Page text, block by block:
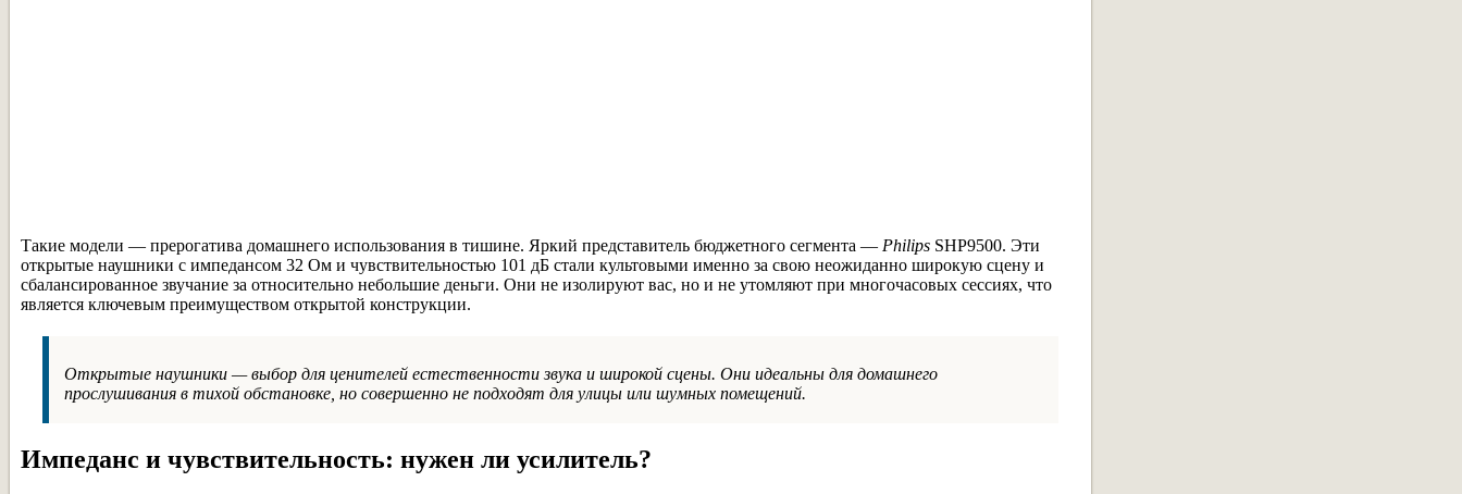
Такие модели — прерогатива домашнего использования в тишине. Яркий представитель бюджетного сегмента — Philips SHP9500. Эти
открытые наушники с импедансом 32 Ом и чувствительностью 101 дБ стали культовыми именно за свою неожиданно широкую сцену и
сбалансированное звучание за относительно небольшие деньги. Они не изолируют вас, но и не утомляют при многочасовых сессиях, что
является ключевым преимуществом открытой конструкции.
Открытые наушники — выбор для ценителей естественности звука и широкой сцены. Они идеальны для домашнего
прослушивания в тихой обстановке, но совершенно не подходят для улицы или шумных помещений.
Импеданс и чувствительность: нужен ли усилитель?